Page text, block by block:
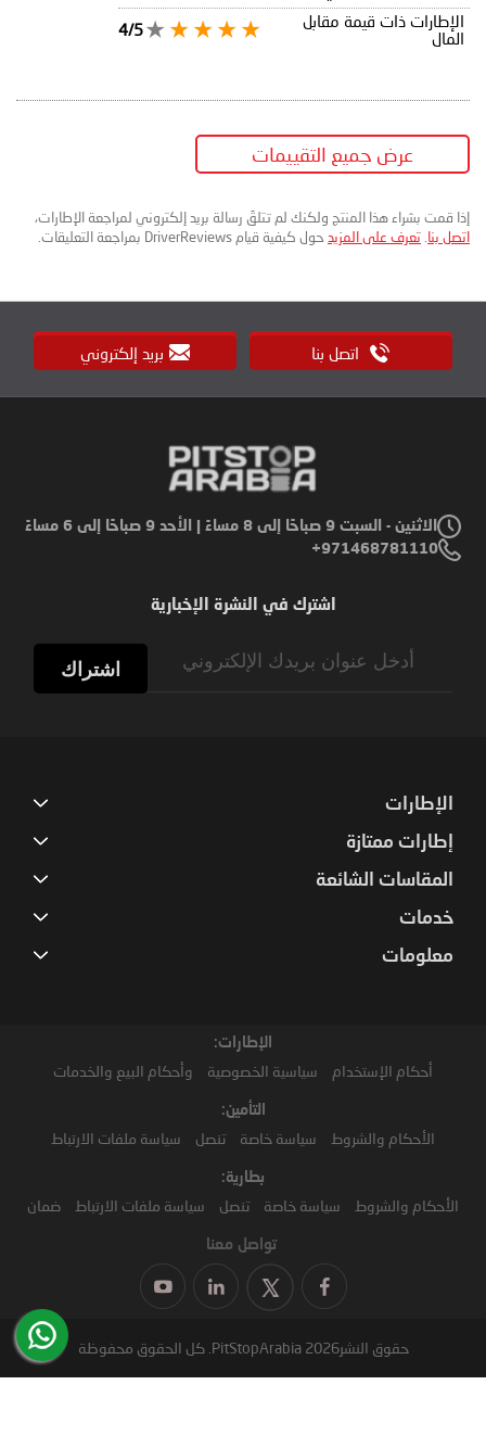
الإطارات ذات قيمة مقابل
المال
4/5
عرض جميع التقييمات
إذا قمت بشراء هذا المنتج ولكنك لم تتلقَ رسالة بريد إلكتروني لمراجعة الإطارات،
اتصل بنا تعرف على المزيد حول كيفية قيام DriverReviews بمراجعة التعليقات.
اتصل بنا بريد إلكتروني
الاثنين - السبت 9 صباحًا إلى 8 مساءً | الأحد 9 صباحًا إلى 6 مساءً
971468781110+
اشترك في النشرة الإخبارية
اشتراك
الإطارات
إطارات ممتازة
المقاسات الشائعة
خدمات
معلومات
الإطارات:
أحكام الإستخدام سياسية الخصوصية وأحكام البيع والخدمات
التأمين:
الأحكام والشروط سياسة خاصة تنصل سياسة ملفات الارتباط
بطارية:
الأحكام والشروط سياسة خاصة تنصل سياسة ملفات الارتباط ضمان
تواصل معنا
حقوق النشر2026 PitStopArabia. كل الحقوق محفوظة